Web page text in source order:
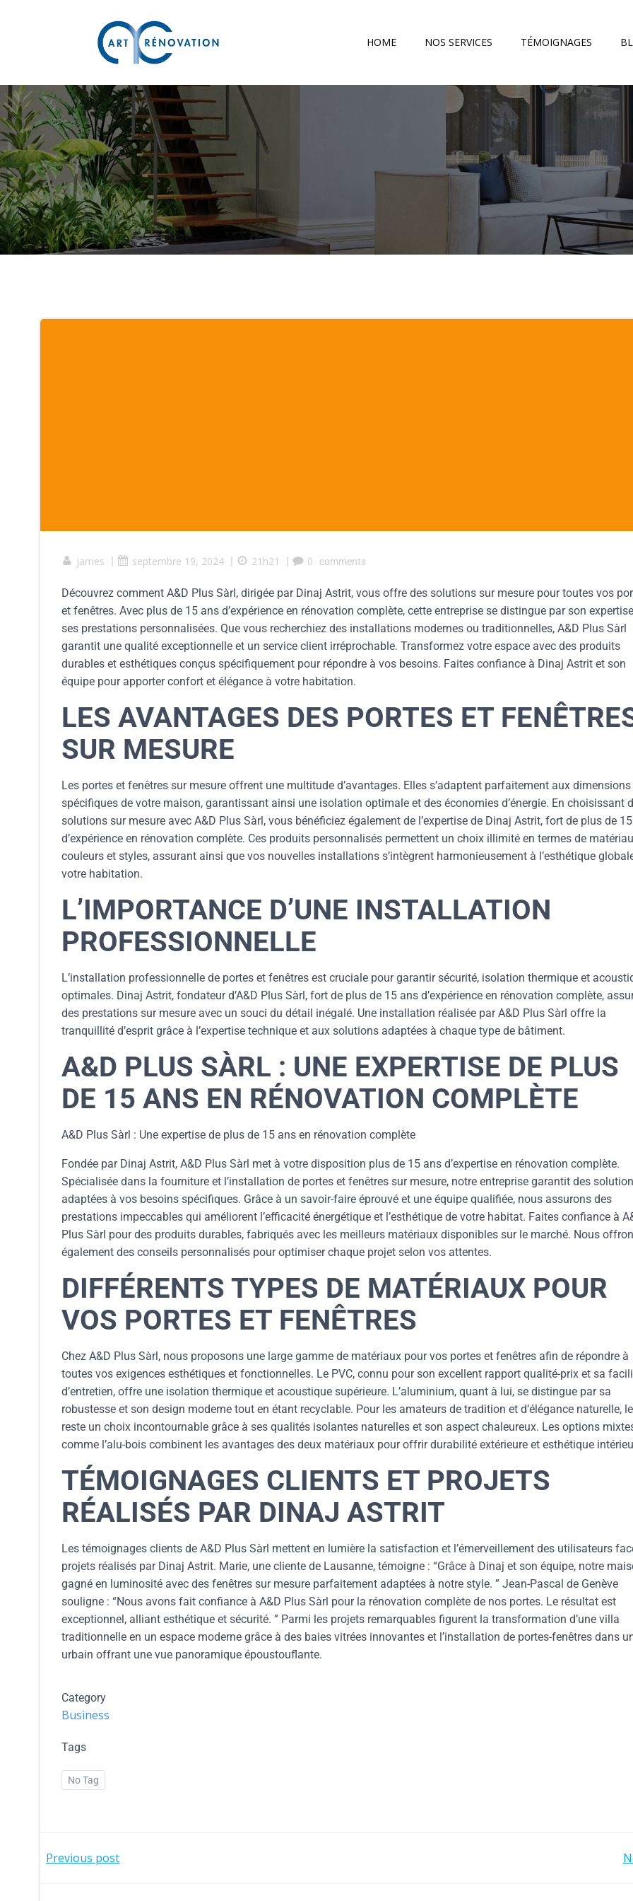
HOME NOS SERVICES TÉMOIGNAGES
james | septembre 19, 2024 | 21h21 | 0 comments
Découvrez comment A&D Plus Sàrl, dirigée par Dinaj Astrit, vous offre des solutions sur mesure pour toutes vos
et fenêtres. Avec plus de 15 ans d’expérience en rénovation complète, cette entreprise se distingue par son
ses prestations personnalisées. Que vous recherchiez des installations modernes ou traditionnelles, A&D Plus Sàrl
garantit une qualité exceptionnelle et un service client irréprochable. Transformez votre espace avec des produits
durables et esthétiques conçus spécifiquement pour répondre à vos besoins. Faites confiance à Dinaj Astrit et son
équipe pour apporter confort et élégance à votre habitation.
LES AVANTAGES DES PORTES ET
SUR MESURE
Les portes et fenêtres sur mesure offrent une multitude d’avantages. Elles s’adaptent parfaitement aux dimensions
spécifiques de votre maison, garantissant ainsi une isolation optimale et des économies d’énergie. En choisissant
solutions sur mesure avec A&D Plus Sàrl, vous bénéficiez également de l’expertise de Dinaj Astrit, fort de plus de
d’expérience en rénovation complète. Ces produits personnalisés permettent un choix illimité en termes de
couleurs et styles, assurant ainsi que vos nouvelles installations s’intègrent harmonieusement à l’esthétique
votre habitation.
L’IMPORTANCE D’UNE INSTALLATION
PROFESSIONNELLE
L’installation professionnelle de portes et fenêtres est cruciale pour garantir sécurité, isolation thermique et
optimales. Dinaj Astrit, fondateur d’A&D Plus Sàrl, fort de plus de 15 ans d’expérience en rénovation complète,
des prestations sur mesure avec un souci du détail inégalé. Une installation réalisée par A&D Plus Sàrl offre la
tranquillité d’esprit grâce à l’expertise technique et aux solutions adaptées à chaque type de bâtiment.
A&D PLUS SÀRL : UNE EXPERTISE DE PLUS
DE 15 ANS EN RÉNOVATION COMPLÈTE
A&D Plus Sàrl : Une expertise de plus de 15 ans en rénovation complète
Fondée par Dinaj Astrit, A&D Plus Sàrl met à votre disposition plus de 15 ans d’expertise en rénovation complète.
Spécialisée dans la fourniture et l’installation de portes et fenêtres sur mesure, notre entreprise garantit des
adaptées à vos besoins spécifiques. Grâce à un savoir-faire éprouvé et une équipe qualifiée, nous assurons des
prestations impeccables qui améliorent l’efficacité énergétique et l’esthétique de votre habitat. Faites confiance à
Plus Sàrl pour des produits durables, fabriqués avec les meilleurs matériaux disponibles sur le marché. Nous
également des conseils personnalisés pour optimiser chaque projet selon vos attentes.
DIFFÉRENTS TYPES DE MATÉRIAUX POUR
VOS PORTES ET FENÊTRES
Chez A&D Plus Sàrl, nous proposons une large gamme de matériaux pour vos portes et fenêtres afin de répondre à
toutes vos exigences esthétiques et fonctionnelles. Le PVC, connu pour son excellent rapport qualité-prix et sa
d’entretien, offre une isolation thermique et acoustique supérieure. L’aluminium, quant à lui, se distingue par sa
robustesse et son design moderne tout en étant recyclable. Pour les amateurs de tradition et d’élégance naturelle,
reste un choix incontournable grâce à ses qualités isolantes naturelles et son aspect chaleureux. Les options
comme l’alu-bois combinent les avantages des deux matériaux pour offrir durabilité extérieure et esthétique
TÉMOIGNAGES CLIENTS ET PROJETS
RÉALISÉS PAR DINAJ ASTRIT
Les témoignages clients de A&D Plus Sàrl mettent en lumière la satisfaction et l’émerveillement des utilisateurs
projets réalisés par Dinaj Astrit. Marie, une cliente de Lausanne, témoigne : “Grâce à Dinaj et son équipe, notre
gagné en luminosité avec des fenêtres sur mesure parfaitement adaptées à notre style. ” Jean-Pascal de Genève
souligne : “Nous avons fait confiance à A&D Plus Sàrl pour la rénovation complète de nos portes. Le résultat est
exceptionnel, alliant esthétique et sécurité. ” Parmi les projets remarquables figurent la transformation d’une villa
traditionnelle en un espace moderne grâce à des baies vitrées innovantes et l’installation de portes-fenêtres dans
urbain offrant une vue panoramique époustouflante.
Category
Business
Tags
No Tag
Previous post